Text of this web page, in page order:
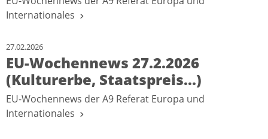
Internationales
27.02.2026
EU-Wochennews 27.2.2026
(Kulturerbe, Staatspreis...)
EU-Wochennews der A9 Referat Europa und
Internationales